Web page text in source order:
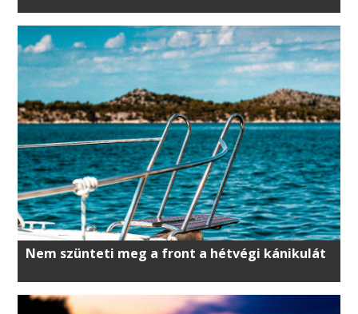
Nem szünteti meg a front a hétvégi kánikulát